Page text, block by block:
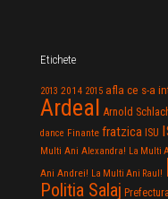
Etichete
2013 2014 2015 afla ce s-a
Ardeal Arnold
dance Finante fratzica ISU
Multi Ani Alexandra! La Multi
Ani Andrei! La Multi Ani Raul!
Politia Salaj Prefectura